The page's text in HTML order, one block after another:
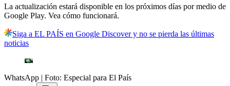
La actualización estará disponible en los próximos días por medio de
Google Play. Vea cómo funcionará.
Siga a EL PAÍS en Google Discover y no se pierda las últimas
noticias
WhatsApp | Foto: Especial para El País